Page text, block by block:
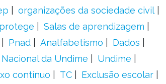
organizações da sociedade civil
Salas de aprendizagem
Pnad Analfabetismo
Dados
da Undime
Undime
contínuo TC
Exclusão escolar